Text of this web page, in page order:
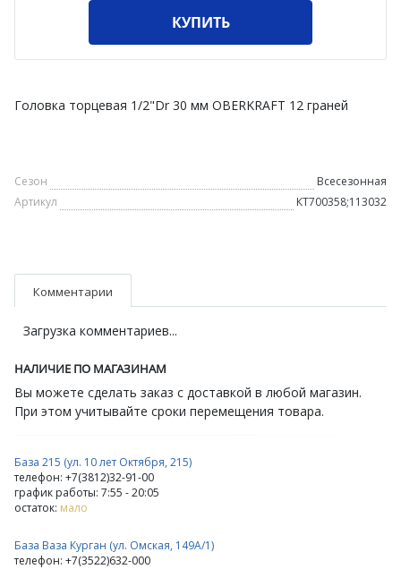
КУПИТЬ
Головка торцевая 1/2"Dr 30 мм OBERKRAFT 12 граней
Сезон
Всесезонная
Артикул
КТ700358;113032
Комментарии
Загрузка комментариев...
НАЛИЧИЕ ПО МАГАЗИНАМ
Вы можете сделать заказ с доставкой в любой магазин.
При этом учитывайте сроки перемещения товара.
База 215 (ул. 10 лет Октября, 215)
телефон: +7(3812)32-91-00
график работы: 7:55 - 20:05
остаток: мало
База Ваза Курган (ул. Омская, 149А/1)
телефон: +7(3522)632-000